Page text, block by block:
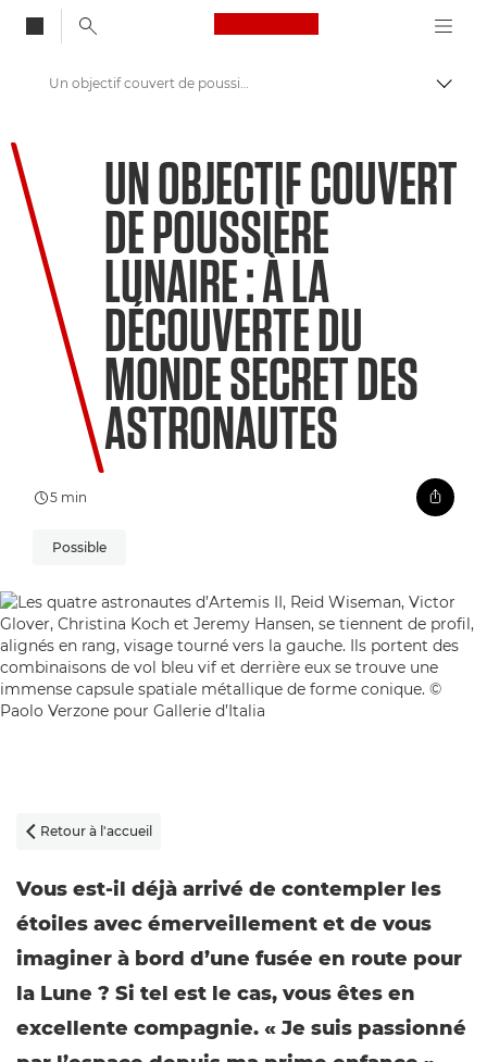
Canon Logo, back
Bienvenue dans VIEW
Un objectif couvert de poussière lunaire : à la découverte du monde secret des astronautes
UN OBJECTIF COUVERT
DE POUSSIÈRE
LUNAIRE : À LA
DÉCOUVERTE DU
MONDE SECRET DES
ASTRONAUTES
5 min
Possible
 Retour à l'accueil
Vous est-il déjà arrivé de contempler les
étoiles avec émerveillement et de vous
imaginer à bord d’une fusée en route pour
la Lune ? Si tel est le cas, vous êtes en
excellente compagnie. « Je suis passionné